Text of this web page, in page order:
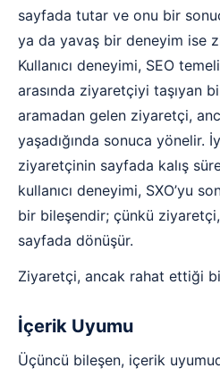
sayfada tutar ve onu bir
ya da yavaş bir deneyim ise
Kullanıcı deneyimi, SEO
arasında ziyaretçiyi taşıyan
aramadan gelen ziyaretçi,
yaşadığında sonuca yönelir.
ziyaretçinin sayfada kalış
kullanıcı deneyimi, SXO’yu
bir bileşendir; çünkü
sayfada dönüşür.
Ziyaretçi, ancak rahat ettiği
İçerik Uyumu
Üçüncü bileşen, içerik